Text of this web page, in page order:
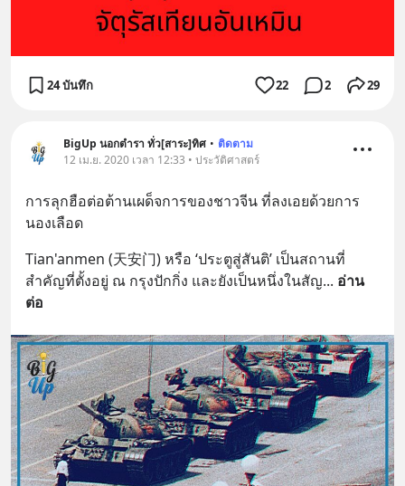
24 บันทึก 22 2 29
BigUp นอกตำรา ทั่ว[สาระ]ทิศ • ติดตาม
12 เม.ย. 2020 เวลา 12:33 • ประวัติศาสตร์
การลุกฮือต่อต้านเผด็จการของชาวจีน ที่ลงเอยด้วยการ
นองเลือด
Tian'anmen (天安门) หรือ ‘ประตูสู่สันติ’ เป็นสถานที่
สำคัญที่ตั้งอยู่ ณ กรุงปักกิ่ง และยังเป็นหนึ่งในสัญ... อ่าน
ต่อ